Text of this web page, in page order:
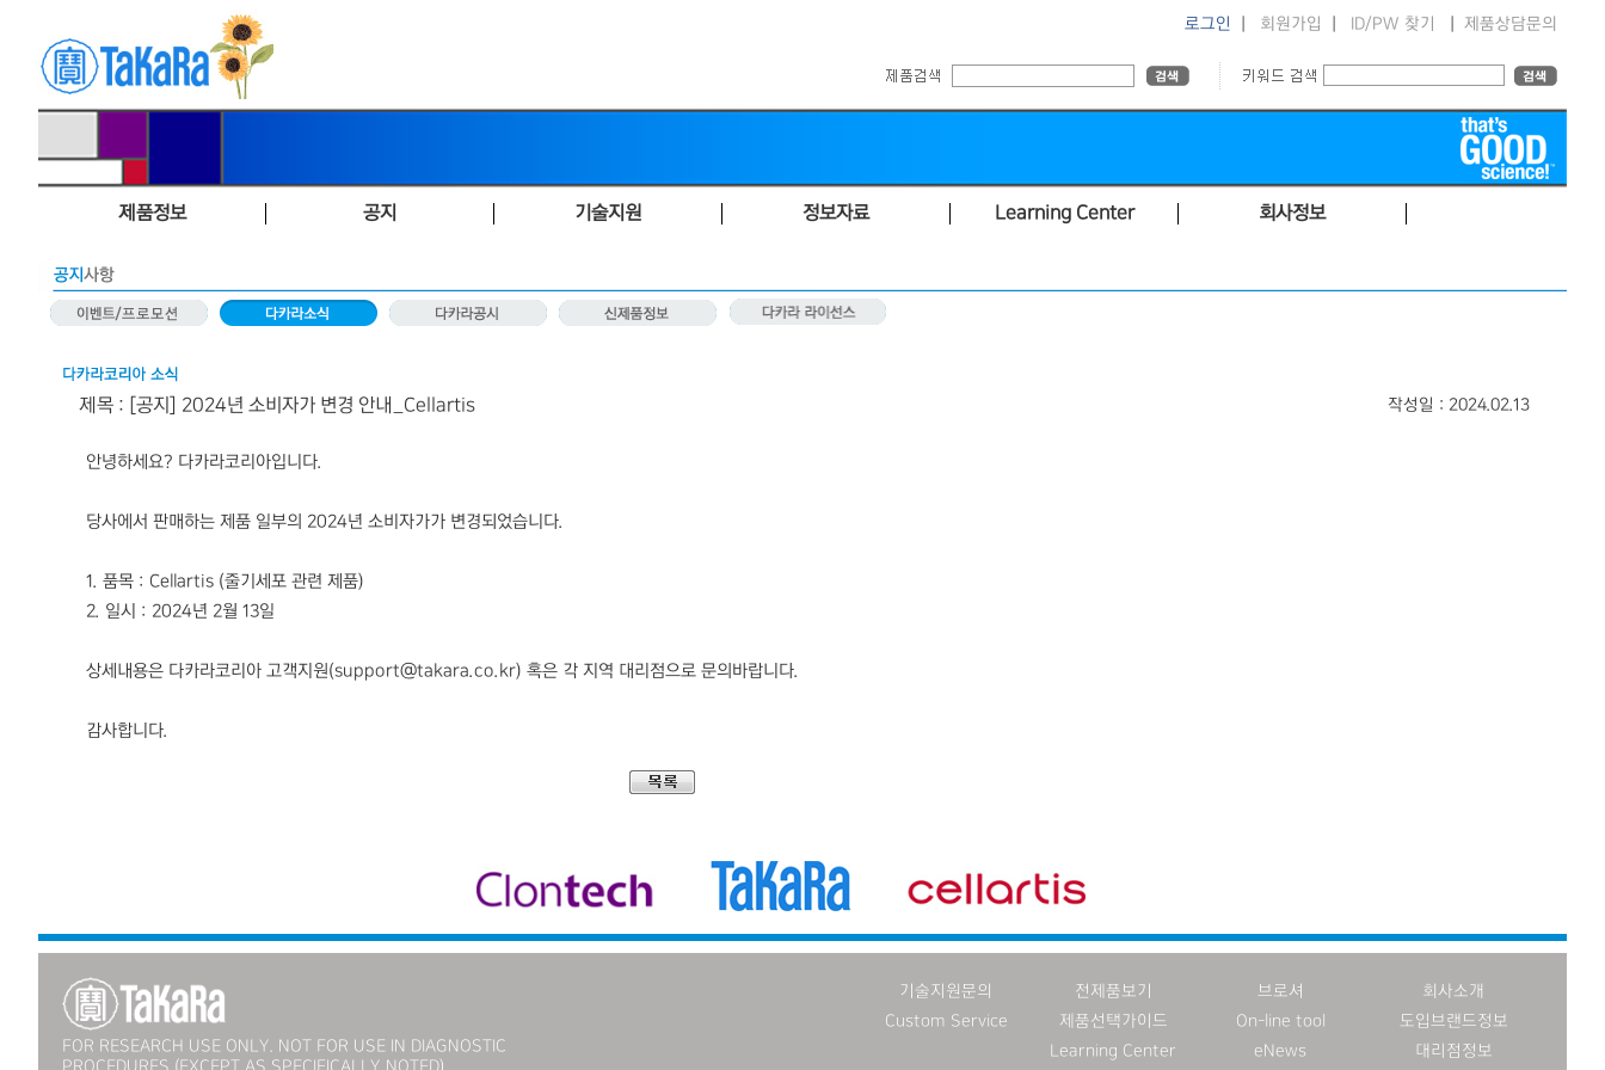
로그인 회원가입 ID/PW 찾기 제품상담문의
제품정보 공지 기술지원 정보자료 Learning Center 회사정보
제목 : [공지] 2024년 소비자가 변경 안내_Cellartis 작성일 : 2024.02.13
안녕하세요? 다카라코리아입니다.
당사에서 판매하는 제품 일부의 2024년 소비자가가 변경되었습니다.
1. 품목 : Cellartis (줄기세포 관련 제품)
2. 일시 : 2024년 2월 13일
상세내용은 다카라코리아 고객지원(support@takara.co.kr) 혹은 각 지역 대리점으로 문의바랍니다.
감사합니다.
FOR RESEARCH USE ONLY. NOT FOR USE IN DIAGNOSTIC
기술지원문의
Custom Service
전제품보기
제품선택가이드
Learning Center
브로셔
On-line tool
eNews
회사소개
도입브랜드정보
대리점정보